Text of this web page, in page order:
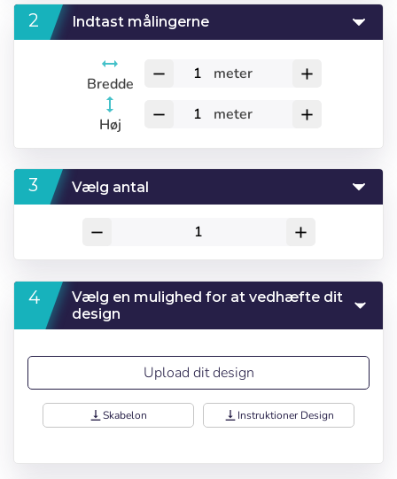
Indtast målingerne
Bredde
meter
remove add
Høj
meter
remove add
Vælg antal
remove add
Vælg en mulighed for at vedhæfte dit
design
Upload dit design
vertical_align_bottomSkabelon vertical_align_bottom Instruktioner Design